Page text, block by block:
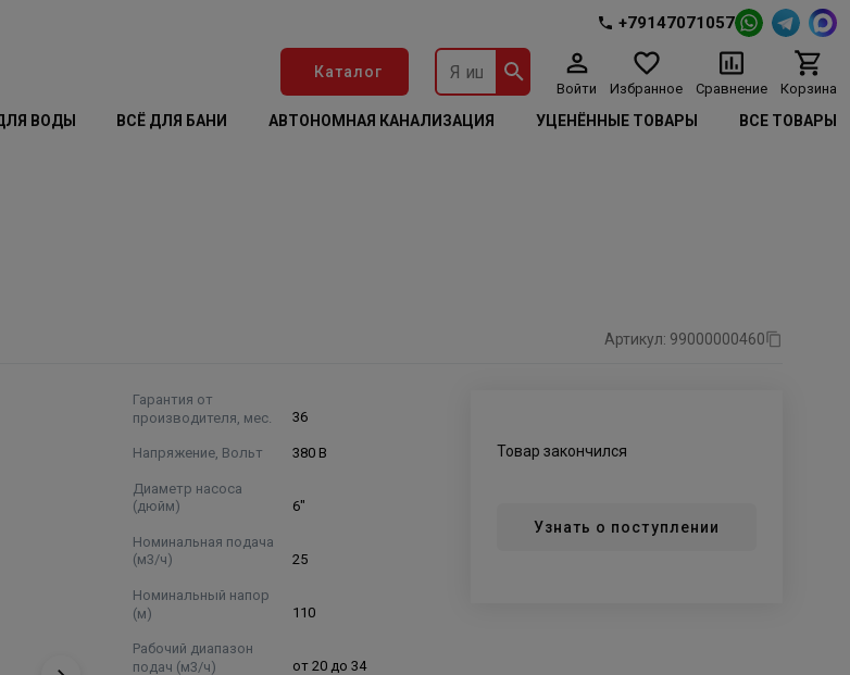
+79147071057
Каталог
Войти Избранное Сравнение Корзина
ВОДЫ ВСЁ ДЛЯ БАНИ АВТОНОМНАЯ КАНАЛИЗАЦИЯ УЦЕНЁННЫЕ ТОВАРЫ ВСЕ ТОВАРЫ
Артикул: 99000000460
Гарантия от
производителя, мес.
36
Напряжение, Вольт 380 В
Диаметр насоса
(дюйм)
6"
Номинальная подача
(м3/ч)
25
Номинальный напор
(м)
110
Рабочий диапазон
подач (м3/ч)
от 20 до 34
Товар закончился
Узнать о поступлении